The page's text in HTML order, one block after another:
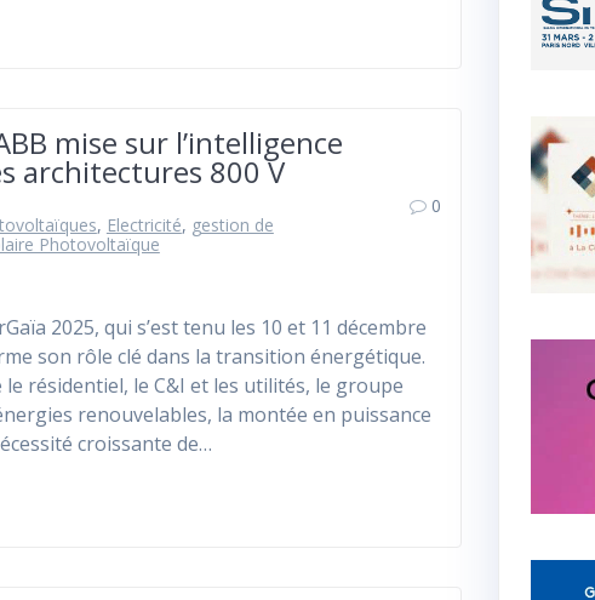
mise sur l’intelligence
architectures 800 V
, Electricité, gestion de
Photovoltaïque
0
2025, qui s’est tenu les 10 et 11 décembre
son rôle clé dans la transition énergétique.
résidentiel, le C&I et les utilités, le groupe
renouvelables, la montée en puissance
croissante de…